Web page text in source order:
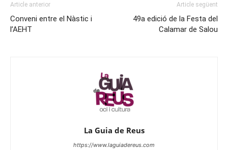
Article anterior
Conveni entre el Nàstic i
l’AEHT
Article següent
49a edició de la Festa del
Calamar de Salou
La Guia de Reus
https://www.laguiadereus.com